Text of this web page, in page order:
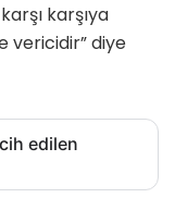
karşıya
vericidir” diye
edilen